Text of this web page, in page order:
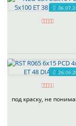
под краску, не